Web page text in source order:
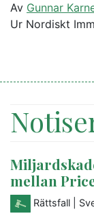
Av Gunnar
Ur Nordiskt
mellan
Rättsfall |